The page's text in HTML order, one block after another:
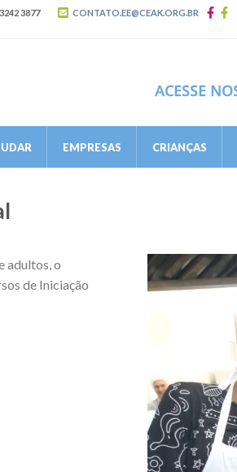
3877 CONTATO.EE@CEAK.ORG.BR
EMPRESAS CRIANÇAS
adultos, o
de Iniciação